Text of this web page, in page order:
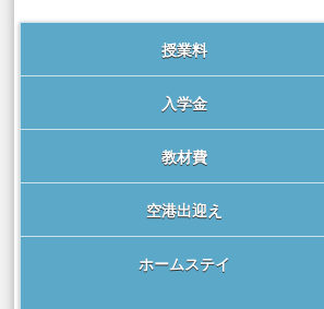
授業料
入学金
教材費
空港出迎え
ホームステイ